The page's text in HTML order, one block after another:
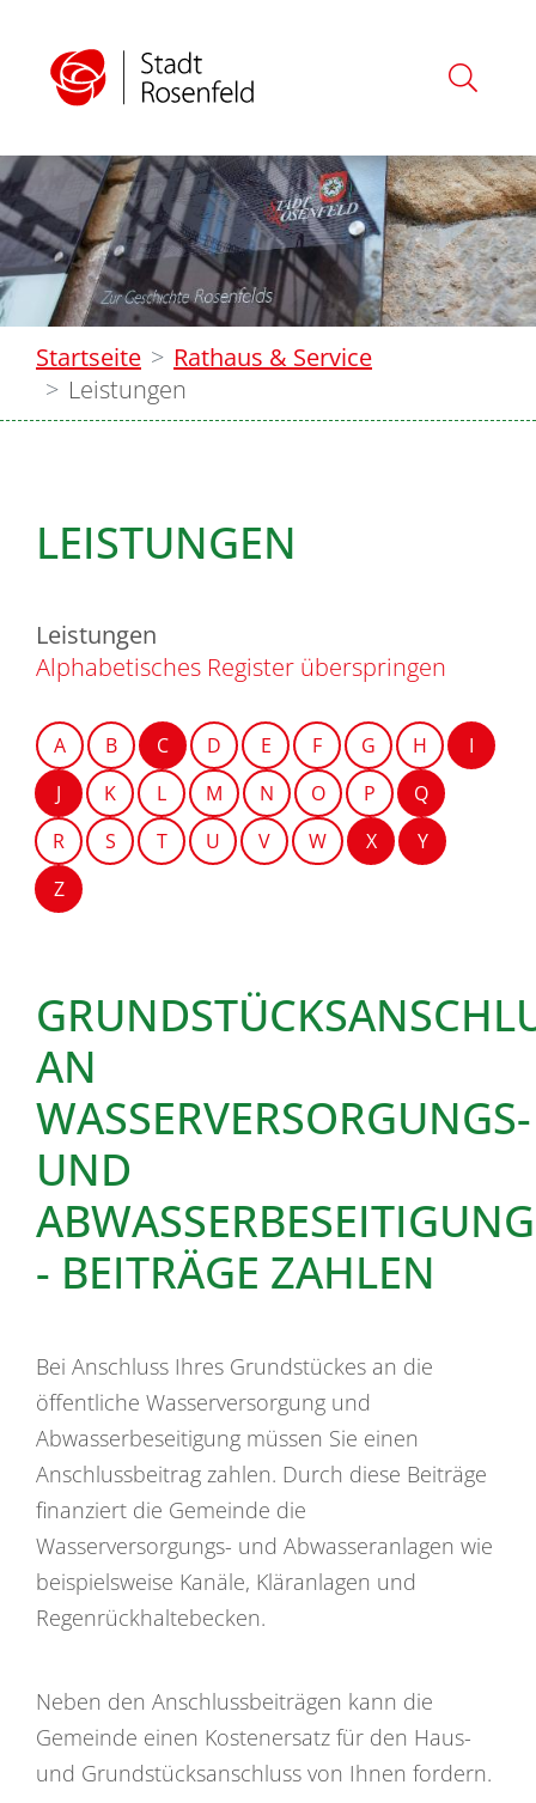
Startseite
Rathaus & Service
Leistungen
LEISTUNGEN
Leistungen
Alphabetisches Register überspringen
A B C D E F G H
I
J
K L M N O P
Q
R
S T U V W X
Y
Z
AN
WASSERVERSORGUNGS-
UND
- BEITRÄGE ZAHLEN
Bei Anschluss Ihres Grundstückes an die
öffentliche Wasserversorgung und
Abwasserbeseitigung müssen Sie einen
Anschlussbeitrag zahlen. Durch diese Beiträge
finanziert die Gemeinde die
Wasserversorgungs- und Abwasseranlagen wie
beispielsweise Kanäle, Kläranlagen und
Regenrückhaltebecken.
Neben den Anschlussbeiträgen kann die
Gemeinde einen Kostenersatz für den Haus-
und Grundstücksanschluss von Ihnen fordern.